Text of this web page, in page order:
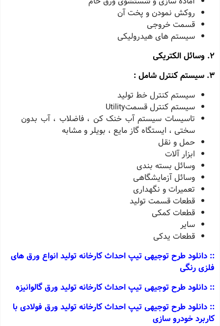
روکش نمودن و پخت آن
قسمت خروجی
سیستم های هیدرولیکی
2. وسائل الکتریکی
3. سیستم کنترل شامل :
سیستم کنترل خط تولید
سیستم کنترل قسمتUtility
تاسیسات سیستم آب خنک کن ، فاضلاب ، آب بدون
سختی ، ایستگاه گاز مایع ، بویلر و مشابه
حمل و نقل
ابزار آلات
وسائل بسته بندی
وسائل آزمایشگاهی
تعمیرات و نگهداری
قطعات قسمت تولید
قطعات کمکی
سایر
قطعات یدکی
:: دانلود طرح توجیهی تیپ احداث کارخانه تولید انواع ورق های
فلزی رنگی
:: دانلود طرح توجیهی تیپ احداث کارخانه تولید ورق گالوانیزه
:: دانلود طرح توجیهی تیپ احداث کارخانه تولید ورق فولادی با
کاربرد خودرو سازی